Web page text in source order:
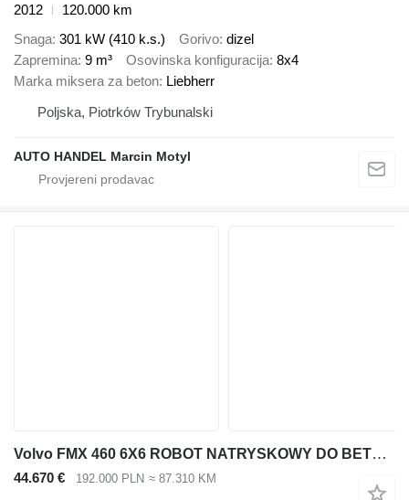
2012
120.000 km
Snaga 301 kW (410 k.s.) Gorivo dizel
Zapremina 9 m³ Osovinska konfiguracija 8x4
Marka miksera za beton Liebherr
Poljska, Piotrków Trybunalski
AUTO HANDEL Marcin Motyl
Volvo FMX 460 6X6 ROBOT NATRYSKOWY DO BETONU
44.670 € 192.000 PLN ≈ 87.310 KM